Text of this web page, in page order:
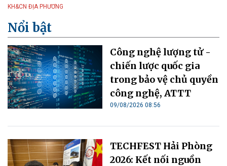
KH&CN ĐỊA PHƯƠNG
Nổi bật
Công nghệ lượng tử -
chiến lược quốc gia
trong bảo vệ chủ quyền
công nghệ, ATTT
09/08/2026 08:56
TECHFEST Hải Phòng
2026: Kết nối nguồn